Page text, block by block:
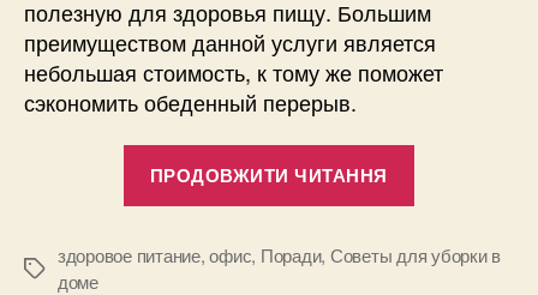
полезную для здоровья пищу. Большим
преимуществом данной услуги является
небольшая стоимость, к тому же поможет
сэкономить обеденный перерыв.
ПРОДОВЖИТИ ЧИТАННЯ
офис
Позначки
здоровое питание,офис, Поради, Советы для уборки в
доме